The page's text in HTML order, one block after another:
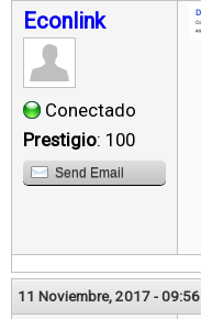
Econlink
Conectado
Prestigio: 100
Send Email
11 Noviembre, 2017 - 09:56